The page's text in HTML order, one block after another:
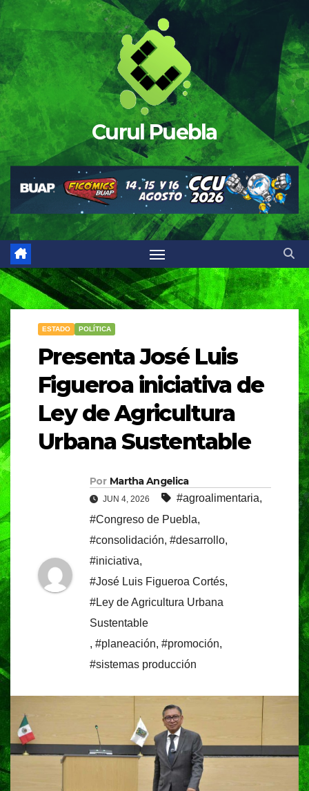
Saltar
al
contenido
Curul Puebla
ESTADO POLÍTICA
Presenta José Luis
Figueroa iniciativa de
Ley de Agricultura
Urbana Sustentable
Por Martha Angelica
JUN 4, 2026 #agroalimentaria,
#Congreso de Puebla,
#consolidación, #desarrollo,
#iniciativa,
#José Luis Figueroa Cortés,
#Ley de Agricultura Urbana
Sustentable
, #planeación, #promoción,
#sistemas producción